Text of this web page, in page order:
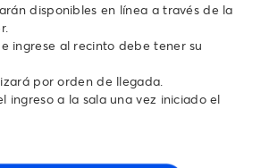
disponibles en línea a través de la
ingrese al recinto debe tener su
por orden de llegada.
ingreso a la sala una vez iniciado el